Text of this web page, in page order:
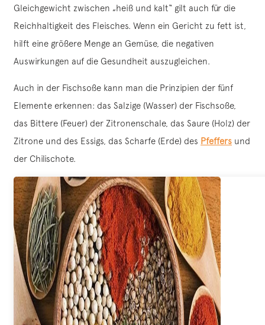
Gleichgewicht zwischen „heiß und kalt“ gilt auch für die
Reichhaltigkeit des Fleisches. Wenn ein Gericht zu fett ist,
hilft eine größere Menge an Gemüse, die negativen
Auswirkungen auf die Gesundheit auszugleichen.
Auch in der Fischsoße kann man die Prinzipien der fünf
Elemente erkennen: das Salzige (Wasser) der Fischsoße,
das Bittere (Feuer) der Zitronenschale, das Saure (Holz) der
Zitrone und des Essigs, das Scharfe (Erde) des Pfeffers und
der Chilischote.